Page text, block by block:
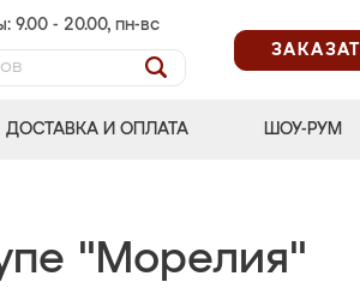
9.00 - 20.00, пн-вс
ДОСТАВКА И ОПЛАТА ШОУ-РУМ
"Морелия"